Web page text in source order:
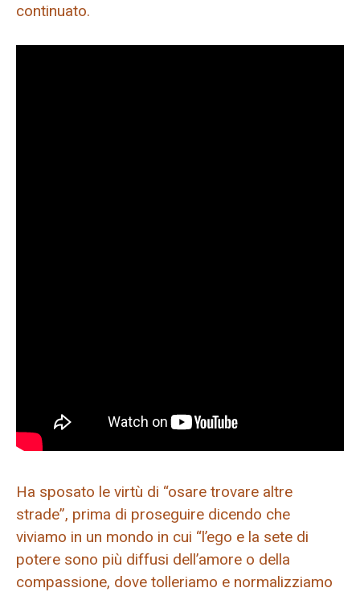
continuato.
Ha sposato le virtù di “osare trovare altre
strade”, prima di proseguire dicendo che
viviamo in un mondo in cui “l’ego e la sete di
potere sono più diffusi dell’amore o della
compassione, dove tolleriamo e normalizziamo